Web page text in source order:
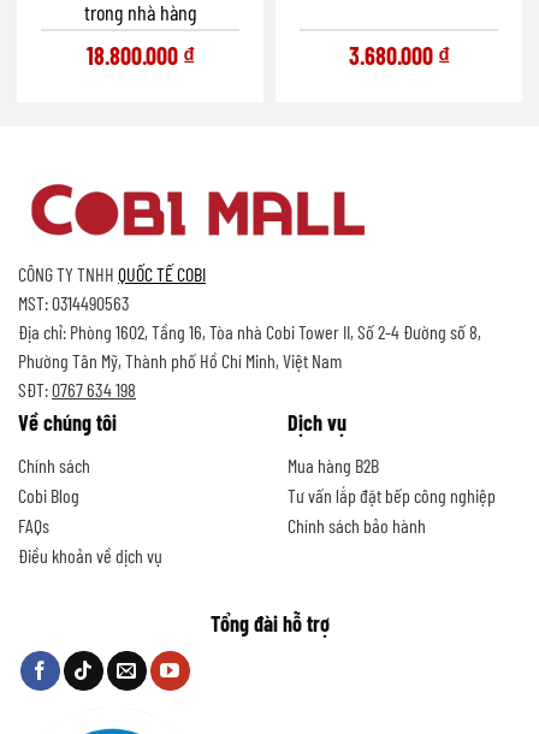
trong nhà hàng
18.800.000 ₫ 3.680.000 ₫
CÔNG TY TNHH QUỐC TẾ COBI
MST: 0314490563
Địa chỉ: Phòng 1602, Tầng 16, Tòa nhà Cobi Tower II, Số 2-4 Đường số 8,
Phường Tân Mỹ, Thành phố Hồ Chí Minh, Việt Nam
SĐT:0767 634 198
Về chúng tôi
Chính sách
Cobi Blog
FAQs
Điều khoản về dịch vụ
Dịch vụ
Mua hàng B2B
Tư vấn lắp đặt bếp công nghiệp
Chính sách bảo hành
Tổng đài hỗ trợ